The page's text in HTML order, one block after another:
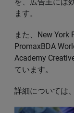
ます。
また、New York
PromaxBDA
Academy
ています。
詳細については、